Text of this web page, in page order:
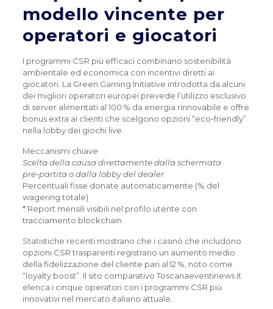
modello vincente per
operatori e giocatori
I programmi CSR più efficaci combinano sostenibilità
ambientale ed economica con incentivi diretti ai
giocatori. La Green Gaming Initiative introdotta da alcuni
dei migliori operatori europei prevede l’utilizzo esclusivo
di server alimentati al 100 % da energia rinnovabile e offre
bonus extra ai clienti che scelgono opzioni “eco‑friendly”
nella lobby dei giochi live.
Meccanismi chiave
Scelta della causa direttamente dalla schermata
pre‑partita o dalla lobby del dealer
Percentuali fisse donate automaticamente (% del
wagering totale)
* Report mensili visibili nel profilo utente con
tracciamento blockchain
Statistiche recenti mostrano che i casinò che includono
opzioni CSR trasparenti registrano un aumento medio
della fidelizzazione del cliente pari al 12 %, noto come
“loyalty boost”. Il sito comparativo Toscanaeventinews.it
elenca i cinque operatori con i programmi CSR più
innovativi nel mercato italiano attuale.